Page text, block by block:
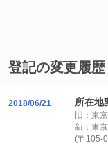
登記の変更履歴
2018/06/21 所在地
旧：東
新：東
(〒105-